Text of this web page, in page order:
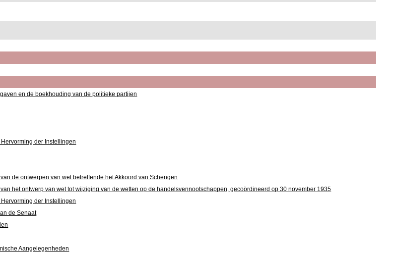
en de boekhouding van de politieke partijen
der Instellingen
de ontwerpen van wet betreffende het Akkoord van Schengen
het ontwerp van wet tot wijziging van de wetten op de handelsvennootschappen, gecoördineerd op 30 november 1935
der Instellingen
de Senaat
Aangelegenheden